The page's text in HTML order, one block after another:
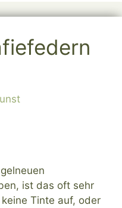
ist das oft sehr
Tinte auf, oder